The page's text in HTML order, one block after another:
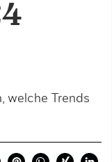
welche Trends